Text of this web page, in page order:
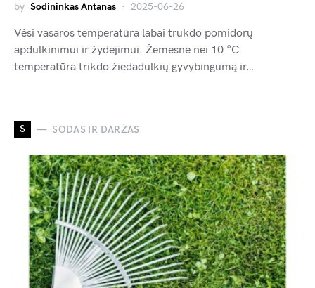
by Sodininkas Antanas 2025-06-26
Vėsi vasaros temperatūra labai trukdo pomidorų
apdulkinimui ir žydėjimui. Žemesnė nei 10 °C
temperatūra trikdo žiedadulkių gyvybingumą ir…
S SODAS IR DARŽAS